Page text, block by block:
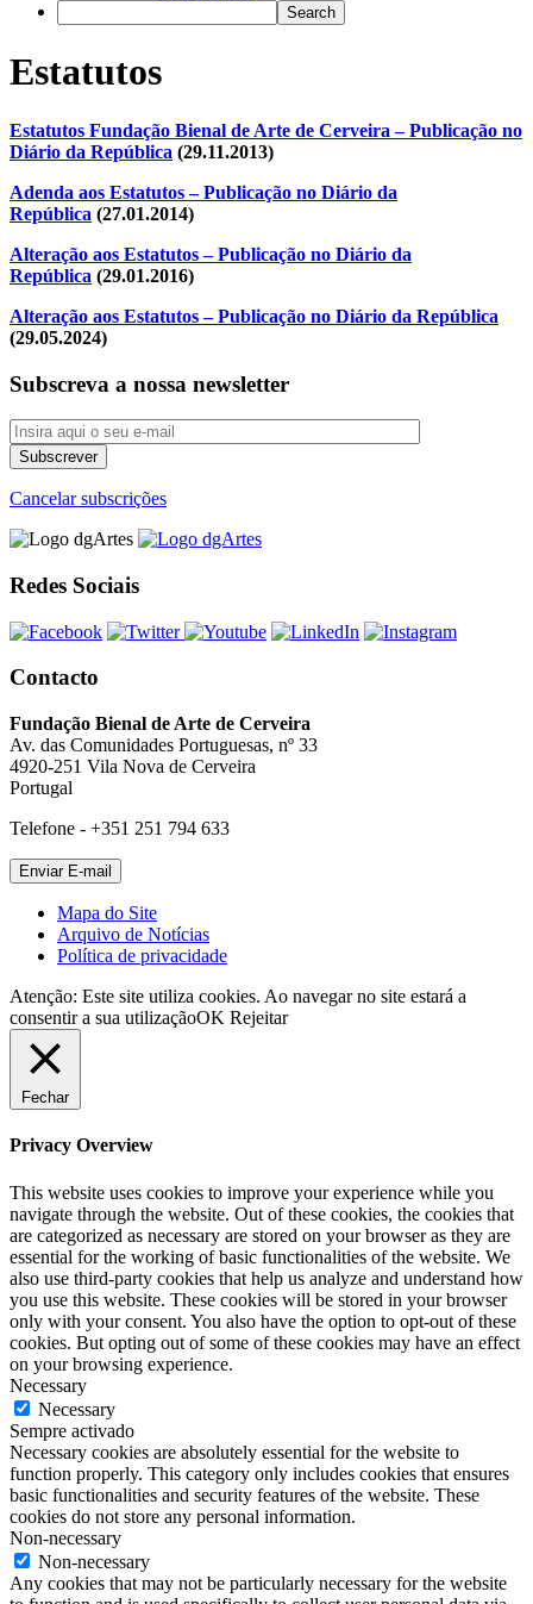
Estatutos
Estatutos Fundação Bienal de Arte de Cerveira – Publicação no
Diário da República (29.11.2013)
Adenda aos Estatutos – Publicação no Diário da
República (27.01.2014)
Alteração aos Estatutos – Publicação no Diário da
República (29.01.2016)
Alteração aos Estatutos – Publicação no Diário da República
(29.05.2024)
Subscreva a nossa newsletter
Cancelar subscrições
Redes Sociais
Contacto
Fundação Bienal de Arte de Cerveira
Av. das Comunidades Portuguesas, nº 33
4920-251 Vila Nova de Cerveira
Portugal
Telefone - +351 251 794 633
Mapa do Site
Arquivo de Notícias
Política de privacidade
Atenção: Este site utiliza cookies. Ao navegar no site estará a
consentir a sua utilizaçãoOK Rejeitar
Fechar
Privacy Overview
This website uses cookies to improve your experience while you
navigate through the website. Out of these cookies, the cookies that
are categorized as necessary are stored on your browser as they are
essential for the working of basic functionalities of the website. We
also use third-party cookies that help us analyze and understand how
you use this website. These cookies will be stored in your browser
only with your consent. You also have the option to opt-out of these
cookies. But opting out of some of these cookies may have an effect
on your browsing experience.
Necessary
Necessary
Sempre activado
Necessary cookies are absolutely essential for the website to
function properly. This category only includes cookies that ensures
basic functionalities and security features of the website. These
cookies do not store any personal information.
Non-necessary
Non-necessary
Any cookies that may not be particularly necessary for the website